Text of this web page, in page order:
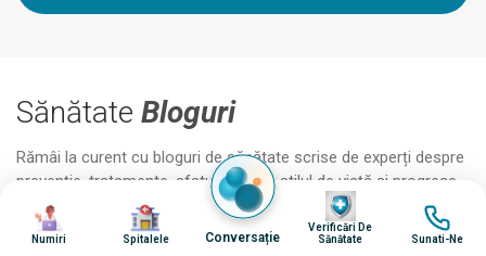
Sănătate Bloguri
Rămâi la curent cu bloguri de sănătate scrise de experți despre
prevenție, tratamente, sfaturi despre stilul de viață și progrese
medicale.
Imagine
Numiri
Imagine
Spitalele Conversație
Imagine
Verificări De
Sănătate
Imagine
Sunati-Ne